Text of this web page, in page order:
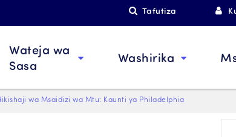
Tafutiza
Wateja wa
Sasa
Washirika
wa Msaidizi wa Mtu: Kaunti ya Philadelphia